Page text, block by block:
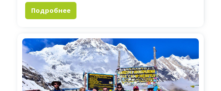
Подробнее